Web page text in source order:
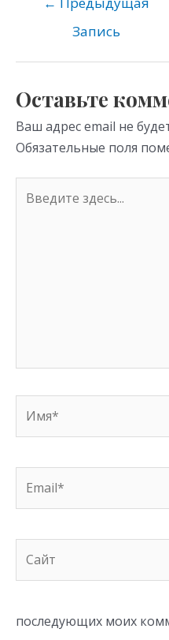
o
kl
as
ni
ki
gr
a
m
Запись
Оставьте
Ваш адрес email не
Обязательные поля
здесь...
последующих моих